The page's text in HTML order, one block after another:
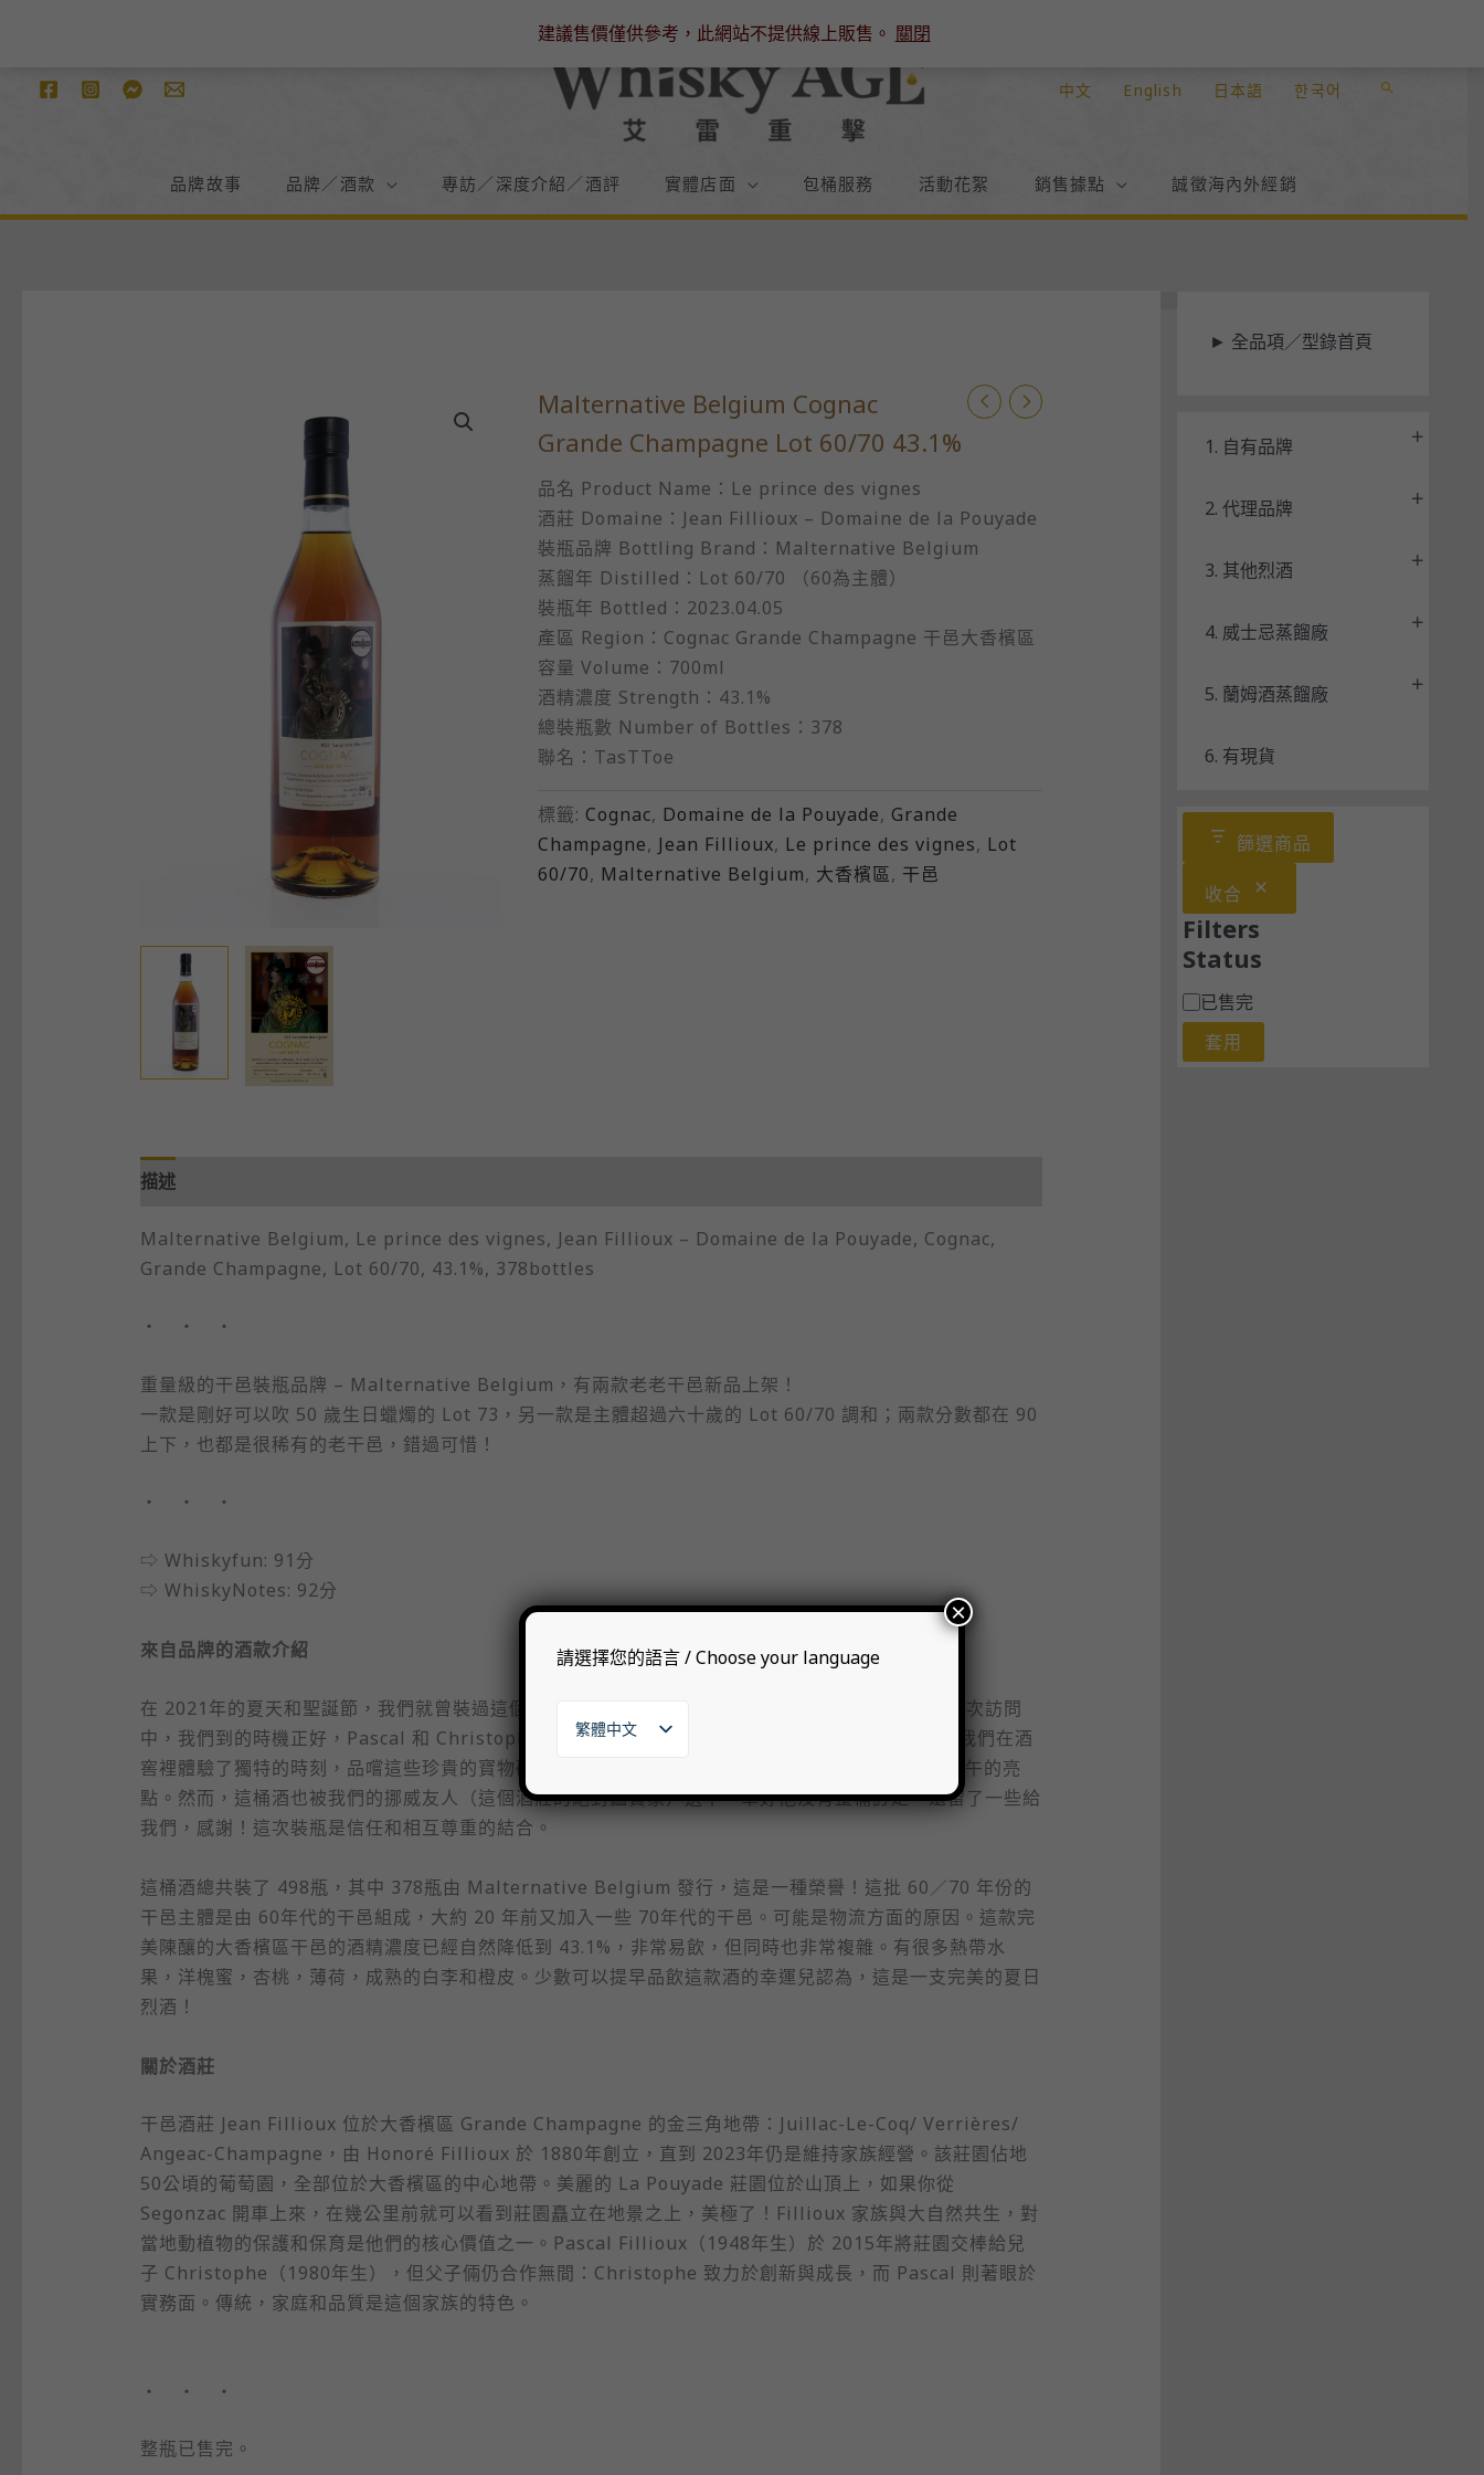
建議售價僅供參考，此網站不提供線上販售。 關閉
中文 English 日本語 한국어
搜
品牌故事 品牌／酒款 專訪／深度介紹／酒評 實體店面 包桶服務 活動花絮 銷售據點 誠徵海內外經銷
Malternative Belgium Cognac
Grande Champagne Lot 60/70 43.1%
品名 Product Name：Le prince des vignes
酒莊 Domaine：Jean Fillioux – Domaine de la Pouyade
裝瓶品牌 Bottling Brand：Malternative Belgium
蒸餾年 Distilled：Lot 60/70 （60為主體）
裝瓶年 Bottled：2023.04.05
產區 Region：Cognac Grande Champagne 干邑大香檳區
容量 Volume：700ml
酒精濃度 Strength：43.1%
總裝瓶數 Number of Bottles：378
聯名：TasTToe
標籤: Cognac, Domaine de la Pouyade, Grande
Champagne, Jean Fillioux, Le prince des vignes, Lot
60/70, Malternative Belgium, 大香檳區, 干邑
描述
Malternative ​Belgium, Le prince des vignes, Jean Fillioux – Domaine de la Pouyade, Cognac,
Grande Champagne, Lot 60/70, 43.1%, 378bottles
・ ・ ・
重量級的干邑裝瓶品牌 – Malternative Belgium，有兩款老老干邑新品上架！
一款是剛好可以吹 50 歲生日蠟燭的 Lot 73，另一款是主體超過六十歲的 Lot 60/70 調和；兩款分數都在 90
上下，也都是很稀有的老干邑，錯過可惜！
・ ・ ・
⇨ Whiskyfun: 91分
⇨ WhiskyNotes: 92分
來自品牌的酒款介紹
在 2021年的夏天和聖誕節，我們就曾裝過這個優異干邑酒莊的 65 和 1992 年份。在 2023年初的一次訪問
中，我們到的時機正好，Pascal 和 Christophe 剛剛才選出了一些被認為是瓶裝成熟的卓越酒桶。我們在酒
窖裡體驗了獨特的時刻，品嚐這些珍貴的寶物確實讓人感到謙卑。這批 60／70 年份的干邑是當天下午的亮
點。然而，這桶酒也被我們的挪威友人（這個酒莊的絕對鑑賞家）選中。幸好他沒有整桶訂走，還留了一些給
我們，感謝！這次裝瓶是信任和相互尊重的結合。
這桶酒總共裝了 498瓶，其中 378瓶由 Malternative Belgium 發行，這是一種榮譽！這批 60／70 年份的
干邑主體是由 60年代的干邑組成，大約 20 年前又加入一些 70年代的干邑。可能是物流方面的原因。這款完
美陳釀的大香檳區干邑的酒精濃度已經自然降低到 43.1%，非常易飲，但同時也非常複雜。有很多熱帶水
果，洋槐蜜，杏桃，薄荷，成熟的白李和橙皮。少數可以提早品飲這款酒的幸運兒認為，這是一支完美的夏日
烈酒！
關於酒莊
干邑酒莊 Jean Fillioux 位於大香檳區 Grande Champagne 的金三角地帶：Juillac-Le-Coq/ Verrières/
Angeac-Champagne，由 Honoré Fillioux 於 1880年創立，直到 2023年仍是維持家族經營。該莊園佔地
50公頃的葡萄園，全部位於大香檳區的中心地帶。美麗的 La Pouyade 莊園位於山頂上，如果你從
Segonzac 開車上來，在幾公里前就可以看到莊園矗立在地景之上，美極了！Fillioux 家族與大自然共生，對
當地動植物的保護和保育是他們的核心價值之一。Pascal Fillioux（1948年生）於 2015年將莊園交棒給兒
子 Christophe（1980年生），但父子倆仍合作無間：Christophe 致力於創新與成長，而 Pascal 則著眼於
實務面。傳統，家庭和品質是這個家族的特色。
・ ・ ・
整瓶已售完。
► 全品項／型錄首頁
1. 自有品牌
2. 代理品牌
3. 其他烈酒
4. 威士忌蒸餾廠
5. 蘭姆酒蒸餾廠
6. 有現貨
篩選商品
收合
Filters
Status
已售完
套用
請選擇您的語言 / Choose your language
繁體中文
English
한국어
×